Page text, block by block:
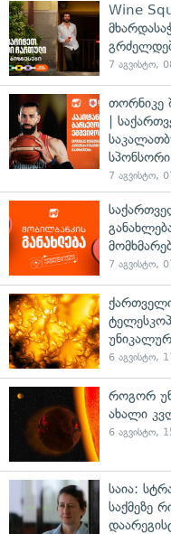
Wine
7 აგვისტო,
თორნიკე
|
სპონსორი
7 აგვისტო,
7 აგვისტო,
6 აგვისტო,
როგორ
ახალი
6 აგვისტო,
საია:
საქმეზე